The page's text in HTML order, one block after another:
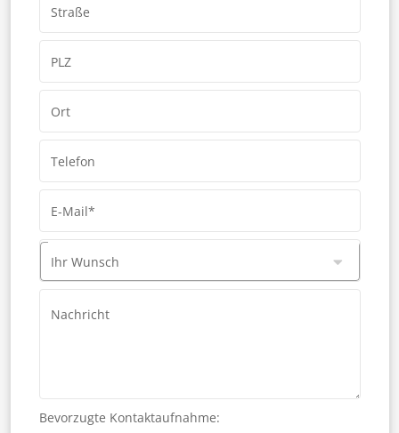
Straße
PLZ
Ort
Telefon
E-Mail*
Ihr Wunsch
Nachricht
Bevorzugte Kontaktaufnahme: